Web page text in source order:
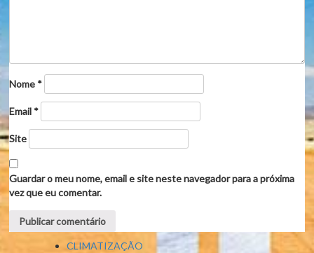
Nome *
Email *
Site
Guardar o meu nome, email e site neste navegador para a próxima
vez que eu comentar.
CLIMATIZAÇÃO